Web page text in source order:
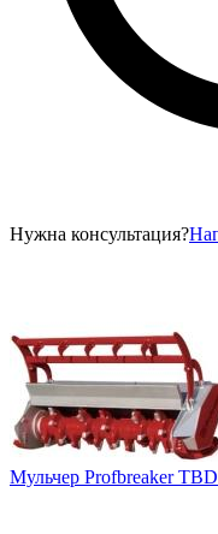
Нужна консультация?
Мульчер Profbreaker